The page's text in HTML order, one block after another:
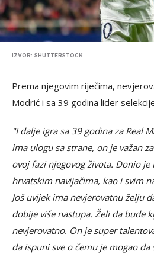
IZVOR: SHUTTERSTOCK
Prema njegovim riječima,
Modrić i sa 39 godina lider
"I dalje igra sa 39 godina za Real
ima ulogu sa strane, on je važan
ovoj fazi njegovog života. Donio
hrvatskim navijačima, kao i svim
Još uvijek ima nevjerovatnu želju
dobije više nastupa. Želi da bude
nevjerovatno. On je super
da ispuni sve o čemu je mogao da